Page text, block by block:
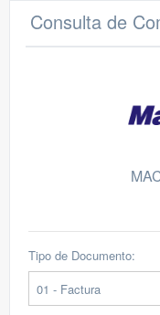
Consulta de
Tipo de Documento:
01 - Factura